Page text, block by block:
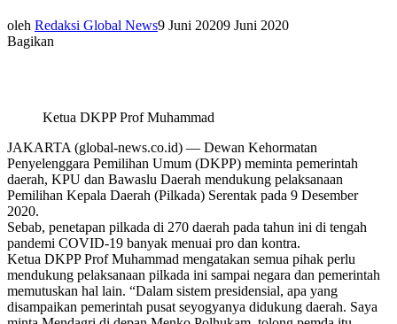
oleh Redaksi Global News9 Juni 20209 Juni 2020
Bagikan
Ketua DKPP Prof Muhammad
JAKARTA (global-news.co.id) — Dewan Kehormatan
Penyelenggara Pemilihan Umum (DKPP) meminta pemerintah
daerah, KPU dan Bawaslu Daerah mendukung pelaksanaan
Pemilihan Kepala Daerah (Pilkada) Serentak pada 9 Desember
2020.
Sebab, penetapan pilkada di 270 daerah pada tahun ini di tengah
pandemi COVID-19 banyak menuai pro dan kontra.
Ketua DKPP Prof Muhammad mengatakan semua pihak perlu
mendukung pelaksanaan pilkada ini sampai negara dan pemerintah
memutuskan hal lain. “Dalam sistem presidensial, apa yang
disampaikan pemerintah pusat seyogyanya didukung daerah. Saya